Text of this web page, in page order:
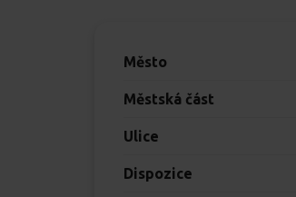
Město
Městská část
Ulice
Dispozice